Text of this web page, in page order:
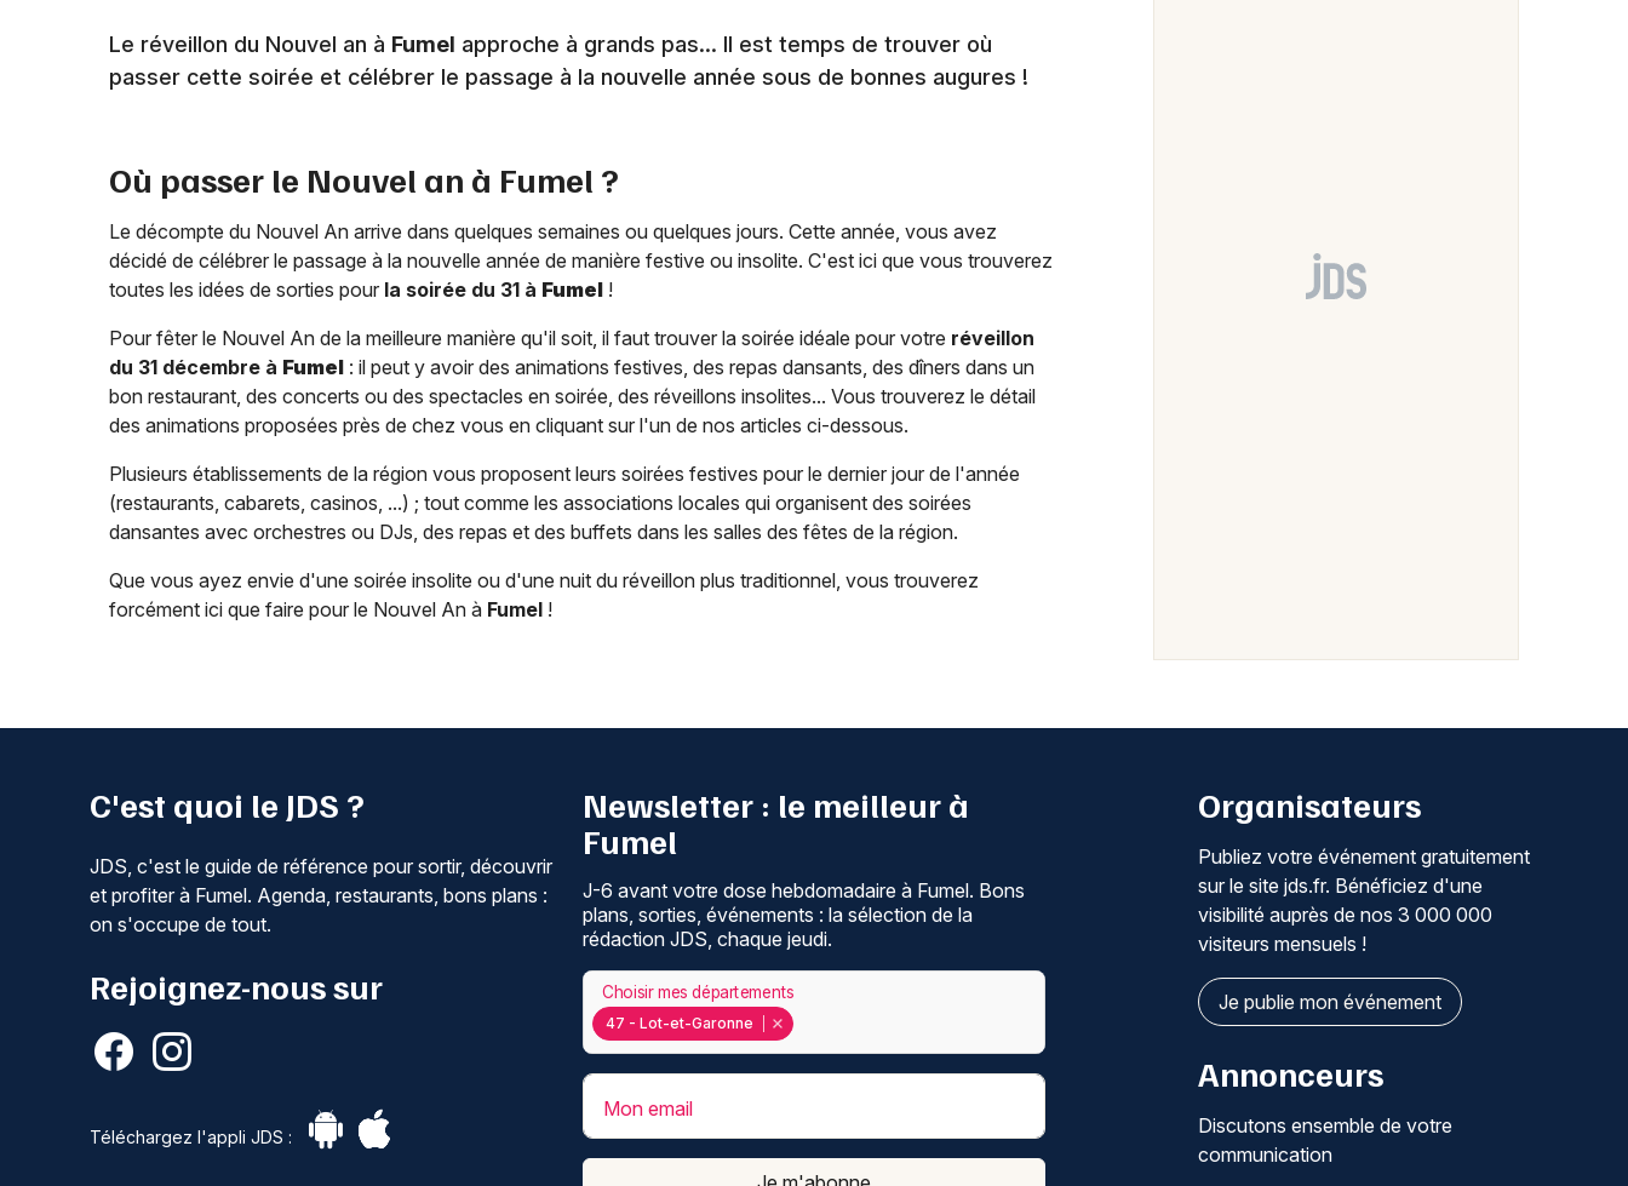
Le réveillon du Nouvel an à Fumel approche à grands pas... Il est temps de trouver où
passer cette soirée et célébrer le passage à la nouvelle année sous de bonnes augures !
Où passer le Nouvel an à Fumel ?
Le décompte du Nouvel An arrive dans quelques semaines ou quelques jours. Cette année, vous avez
décidé de célébrer le passage à la nouvelle année de manière festive ou insolite. C'est ici que vous trouverez
toutes les idées de sorties pour la soirée du 31 à Fumel !
Pour fêter le Nouvel An de la meilleure manière qu'il soit, il faut trouver la soirée idéale pour votre réveillon
du 31 décembre à Fumel : il peut y avoir des animations festives, des repas dansants, des dîners dans un
bon restaurant, des concerts ou des spectacles en soirée, des réveillons insolites... Vous trouverez le détail
des animations proposées près de chez vous en cliquant sur l'un de nos articles ci-dessous.
Plusieurs établissements de la région vous proposent leurs soirées festives pour le dernier jour de l'année
(restaurants, cabarets, casinos, ...) ; tout comme les associations locales qui organisent des soirées
dansantes avec orchestres ou DJs, des repas et des buffets dans les salles des fêtes de la région.
Que vous ayez envie d'une soirée insolite ou d'une nuit du réveillon plus traditionnel, vous trouverez
forcément ici que faire pour le Nouvel An à Fumel !
C'est quoi le JDS ?
JDS, c'est le guide de référence pour sortir, découvrir
et profiter à Fumel. Agenda, restaurants, bons plans :
on s'occupe de tout.
Rejoignez-nous sur
Téléchargez l'appli JDS :
Newsletter : le meilleur à
Fumel
J-6 avant votre dose hebdomadaire à Fumel. Bons
plans, sorties, événements : la sélection de la
rédaction JDS, chaque jeudi.
47 - Lot-et-Garonne
Choisir mes départements
Mon email
Organisateurs
Publiez votre événement gratuitement
sur le site jds.fr. Bénéficiez d'une
visibilité auprès de nos 3 000 000
visiteurs mensuels !
Je publie mon événement
Annonceurs
Discutons ensemble de votre
communication